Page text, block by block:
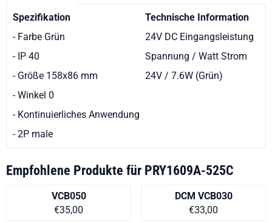
Spezifikation
- Farbe Grün
- IP 40
- Größe 158x86 mm
- Winkel 0
- Kontinuierliches Anwendung
- 2P male
Technische Information
24V DC Eingangsleistung
Spannung / Watt Strom
24V / 7.6W (Grün)
Empfohlene Produkte für PRY1609A-525C
VCB050
Preis auf Anfrage
€35,00
DCM VCB030
Preis auf
€33,00